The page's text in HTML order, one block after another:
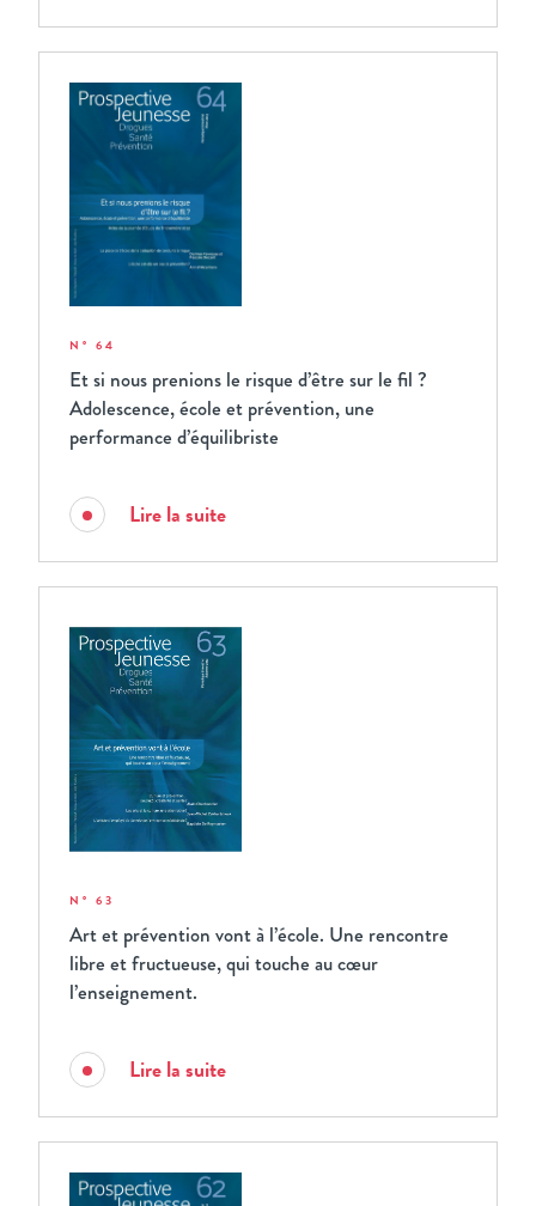
N° 64
Et si nous prenions le risque d’être sur le fil ?
Adolescence, école et prévention, une
performance d’équilibriste
Lire la suite
N° 63
Art et prévention vont à l’école. Une rencontre
libre et fructueuse, qui touche au cœur
l’enseignement.
Lire la suite